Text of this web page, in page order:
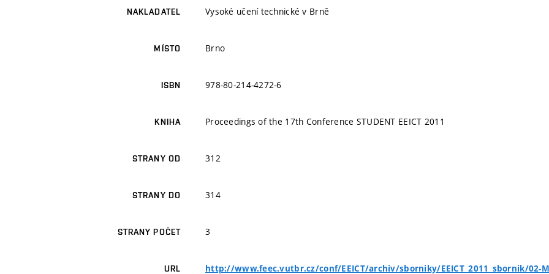
NAKLADATEL Vysoké učení technické v Brně
MÍSTO Brno
ISBN 978-80-214-4272-6
KNIHA Proceedings of the 17th Conference STUDENT EEICT 2011
STRANY OD 312
STRANY DO 314
STRANY POČET 3
URL
http://www.feec.vutbr.cz/conf/EEICT/archiv/sborniky/EEICT_2011_sbornik/02-